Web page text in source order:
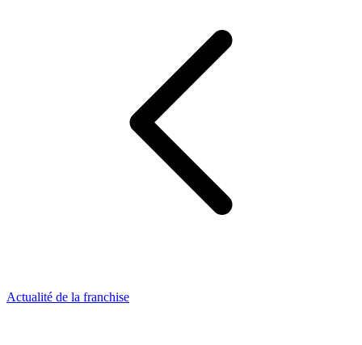
Actualité de la franchise